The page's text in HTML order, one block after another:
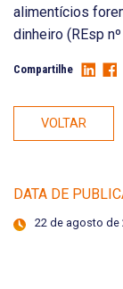
alimentícios
dinheiro (REsp
Compartilhe
VOLTAR
DATA DE
22 de agosto de